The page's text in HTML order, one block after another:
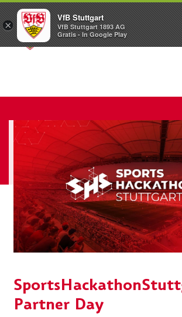
Partner Day
×
VfB Stuttgart
VfB Stuttgart 1893 AG
Gratis - In Google Play